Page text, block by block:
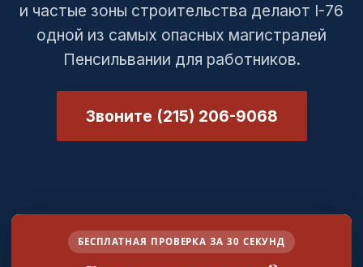
и частые зоны строительства делают I-76
одной из самых опасных магистралей
Пенсильвании для работников.
Звоните (215) 206-9068
БЕСПЛАТНАЯ ПРОВЕРКА ЗА 30 СЕКУНД